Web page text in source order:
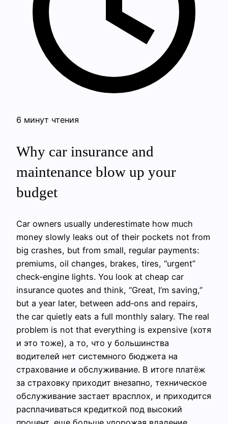
6 минут чтения
Why car insurance and
maintenance blow up your
budget
Car owners usually underestimate how much
money slowly leaks out of their pockets not from
big crashes, but from small, regular payments:
premiums, oil changes, brakes, tires, “urgent”
check‑engine lights. You look at cheap car
insurance quotes and think, “Great, I’m saving,”
but a year later, between add‑ons and repairs,
the car quietly eats a full monthly salary. The real
problem is not that everything is expensive (хотя
и это тоже), а то, что у большинства
водителей нет системного бюджета на
страхование и обслуживание. В итоге платёж
за страховку приходит внезапно, техническое
обслуживание застает врасплох, и приходится
расплачиваться кредиткой под высокий